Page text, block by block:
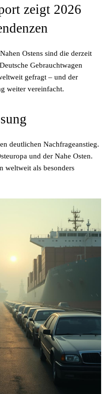
zeigt 2026
Ostens sind die derzeit
Gebrauchtwagen
gefragt – und der
weiter vereinfacht.
deutlichen Nachfrageanstieg.
und der Nahe Osten.
weltweit als besonders